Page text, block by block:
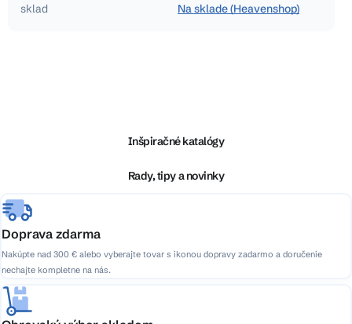
sklad
Na sklade (Heavenshop)
e
Inšpiračné katalógy
Rady, tipy a novinky
Doprava zdarma
Nakúpte nad 300 € alebo vyberajte tovar s ikonou dopravy zadarmo a doručenie
nechajte kompletne na nás.